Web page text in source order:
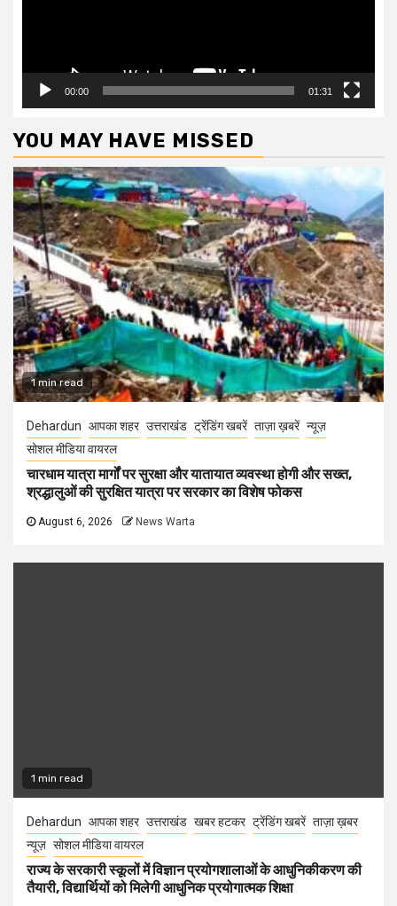
00:00 01:31
YOU MAY HAVE MISSED
1 min read
Dehardun आपका शहर उत्तराखंड ट्रेंडिंग खबरें ताज़ा ख़बरें न्यूज़
सोशल मीडिया वायरल
चारधाम यात्रा मार्गों पर सुरक्षा और यातायात व्यवस्था होगी और सख्त,
श्रद्धालुओं की सुरक्षित यात्रा पर सरकार का विशेष फोकस
August 6, 2026 News Warta
1 min read
Dehardun आपका शहर उत्तराखंड खबर हटकर ट्रेंडिंग खबरें ताज़ा ख़बर
न्यूज़ सोशल मीडिया वायरल
राज्य के सरकारी स्कूलों में विज्ञान प्रयोगशालाओं के आधुनिकीकरण की
तैयारी, विद्यार्थियों को मिलेगी आधुनिक प्रयोगात्मक शिक्षा